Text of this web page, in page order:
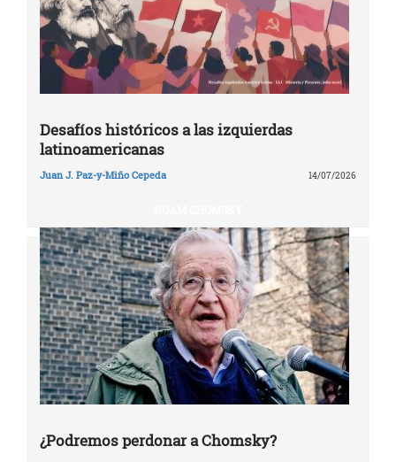
Desafíos históricos a las izquierdas
latinoamericanas
Juan J. Paz-y-Miño Cepeda 14/07/2026
¿Podremos perdonar a Chomsky?